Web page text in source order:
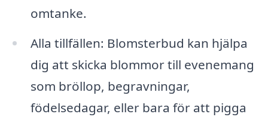
omtanke.
Alla tillfällen: Blomsterbud kan hjälpa
dig att skicka blommor till evenemang
som bröllop, begravningar,
födelsedagar, eller bara för att pigga